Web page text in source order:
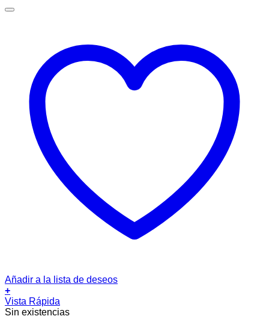
Añadir a la lista de deseos
+
Vista Rápida
Sin existencias